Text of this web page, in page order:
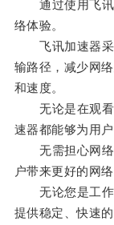
通过使用飞讯
络体验。
飞讯加速器采
输路径，减少网
和速度。
无论是在观看
速器都能够为用
无需担心网络
户带来更好的网
无论您是工作
提供稳定、快速